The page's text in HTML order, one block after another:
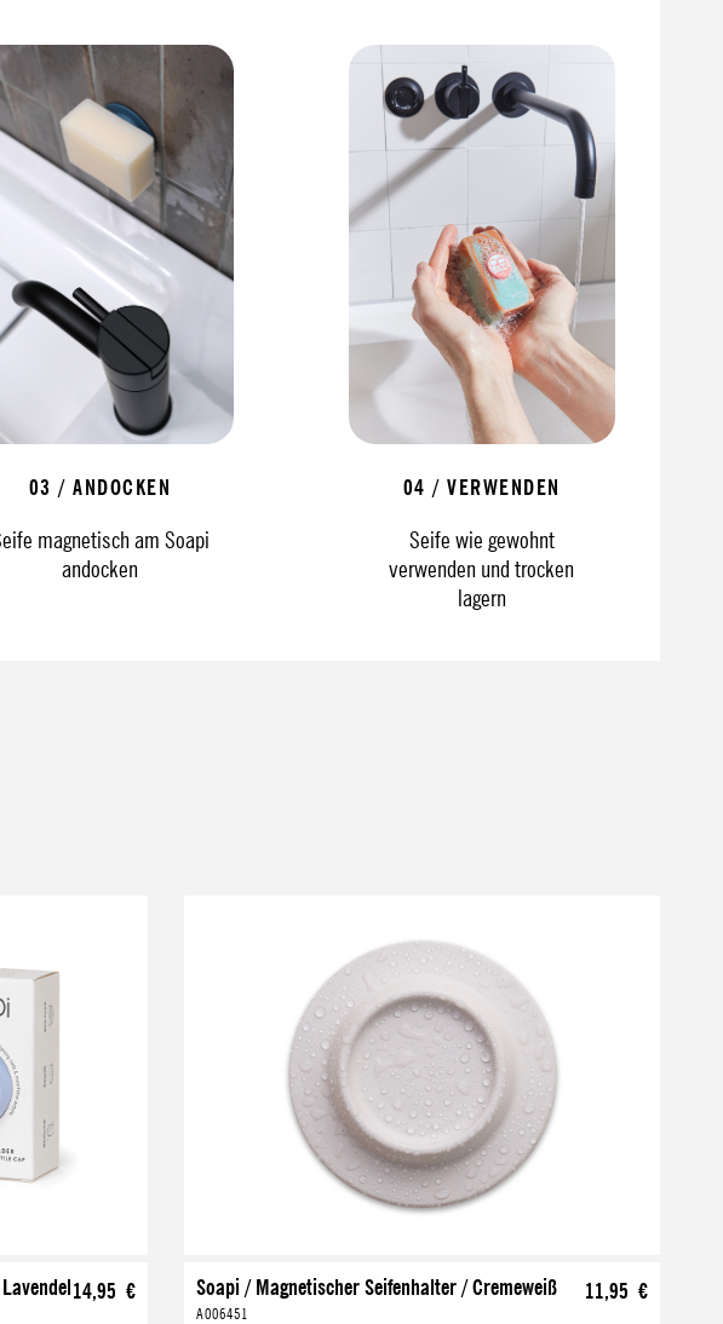
03 / ANDOCKEN
magnetisch am Soapi
andocken
04 / VERWENDEN
Seife wie gewohnt
verwenden und trocken
lagern
14,95 € Soapi / Magnetischer Seifenhalter / Cremeweiß
A006451
11,95 €